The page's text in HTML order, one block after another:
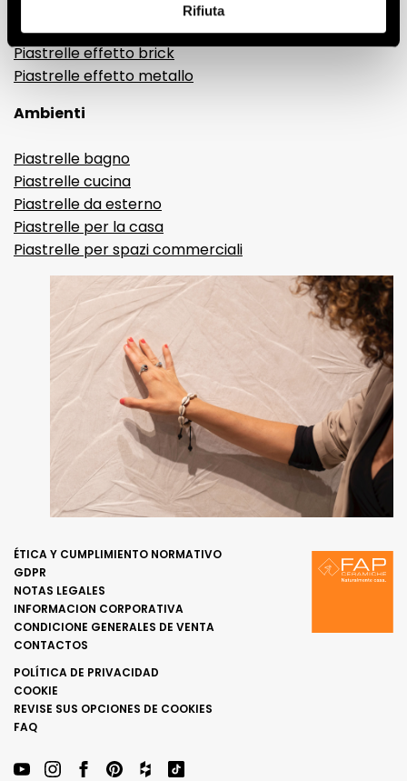
Rifiuta
Piastrelle decorative
Piastrelle effetto brick
Piastrelle effetto metallo
Ambienti
Piastrelle bagno
Piastrelle cucina
Piastrelle da esterno
Piastrelle per la casa
Piastrelle per spazi commerciali
ÉTICA Y CUMPLIMIENTO NORMATIVO
GDPR
NOTAS LEGALES
INFORMACION CORPORATIVA
CONDICIONE GENERALES DE VENTA
CONTACTOS
POLÍTICA DE PRIVACIDAD
COOKIE
REVISE SUS OPCIONES DE COOKIES
FAQ